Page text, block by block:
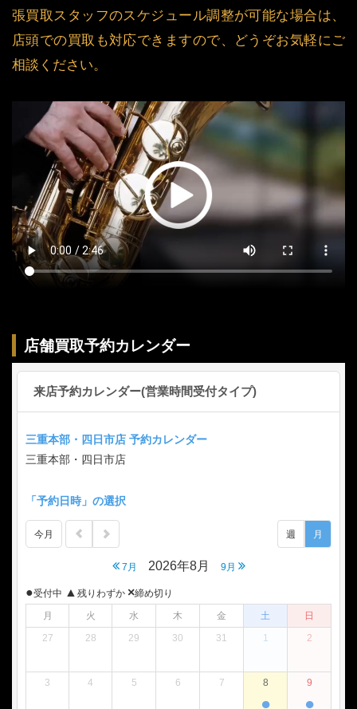
張買取スタッフのスケジュール調整が可能な場合は、
店頭での買取も対応できますので、どうぞお気軽にご
相談ください。
店舗買取予約カレンダー